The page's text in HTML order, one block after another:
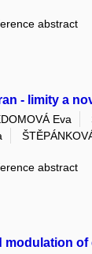
abstract
- limity a
Eva
abstract
modulation